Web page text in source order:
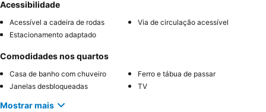
Acessibilidade
Acessível a cadeira de rodas
Via de circulação acessível
Estacionamento adaptado
Comodidades nos quartos
Casa de banho com chuveiro
Ferro e tábua de passar
Janelas desbloqueadas
TV
Mostrar mais